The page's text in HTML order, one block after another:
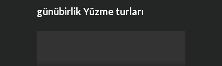
günübirlik Yüzme turları